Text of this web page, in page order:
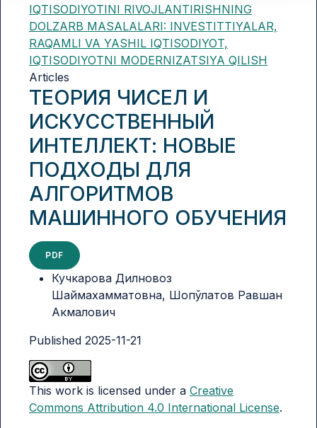
IQTISODIYOTINI RIVOJLANTIRISHNING
DOLZARB MASALALARI: INVESTITTIYALAR,
RAQAMLI VA YASHIL IQTISODIYOT,
IQTISODIYOTNI MODERNIZATSIYA QILISH
Articles
ТЕОРИЯ ЧИСЕЛ И
ИСКУССТВЕННЫЙ
ИНТЕЛЛЕКТ: НОВЫЕ
ПОДХОДЫ ДЛЯ
АЛГОРИТМОВ
МАШИННОГО ОБУЧЕНИЯ
PDF
Кучкарова Дилновоз
Шаймахамматовна, Шопўлатов Равшан
Акмалович
Published 2025-11-21
This work is licensed under a Creative
Commons Attribution 4.0 International License.